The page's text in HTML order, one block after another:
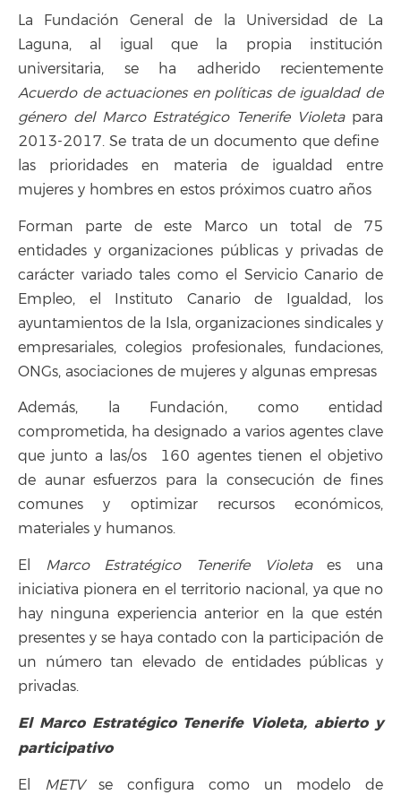
La Fundación General de la Universidad de La
Laguna, al igual que la propia institución
universitaria, se ha adherido recientemente
Acuerdo de actuaciones en políticas de igualdad de
género del Marco Estratégico Tenerife Violetapara
2013-2017. Se trata de un documento que define
las prioridades en materia de igualdad entre
mujeres y hombres en estos próximos cuatro años
Forman parte de este Marco un total de 75
entidades y organizaciones públicas y privadas de
carácter variado tales como el Servicio Canario de
Empleo, el Instituto Canario de Igualdad, los
ayuntamientos de la Isla, organizaciones sindicales y
empresariales, colegios profesionales, fundaciones,
ONGs, asociaciones de mujeres y algunas empresas
Además, la Fundación, como entidad
comprometida, ha designado a varios agentes clave
que junto a las/os 160 agentes tienen el objetivo
de aunar esfuerzos para la consecución de fines
comunes y optimizar recursos económicos,
materiales y humanos.
El Marco Estratégico Tenerife Violetaes una
iniciativa pionera en el territorio nacional, ya que no
hay ninguna experiencia anterior en la que estén
presentes y se haya contado con la participación de
un número tan elevado de entidades públicas y
privadas.
El Marco Estratégico Tenerife Violeta, abierto y
participativo
El METVse configura como un modelo de